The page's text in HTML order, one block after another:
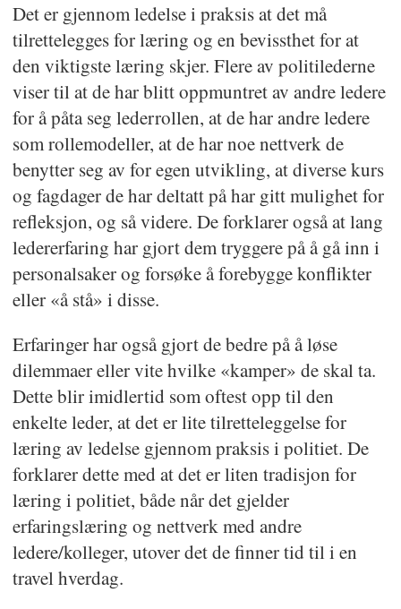
Det er gjennom ledelse i praksis at det må
tilrettelegges for læring og en bevissthet for at
den viktigste læring skjer. Flere av politilederne
viser til at de har blitt oppmuntret av andre ledere
for å påta seg lederrollen, at de har andre ledere
som rollemodeller, at de har noe nettverk de
benytter seg av for egen utvikling, at diverse kurs
og fagdager de har deltatt på har gitt mulighet for
refleksjon, og så videre. De forklarer også at lang
ledererfaring har gjort dem tryggere på å gå inn i
personalsaker og forsøke å forebygge konflikter
eller «å stå» i disse.
Erfaringer har også gjort de bedre på å løse
dilemmaer eller vite hvilke «kamper» de skal ta.
Dette blir imidlertid som oftest opp til den
enkelte leder, at det er lite tilretteleggelse for
læring av ledelse gjennom praksis i politiet. De
forklarer dette med at det er liten tradisjon for
læring i politiet, både når det gjelder
erfaringslæring og nettverk med andre
ledere/kolleger, utover det de finner tid til i en
travel hverdag.